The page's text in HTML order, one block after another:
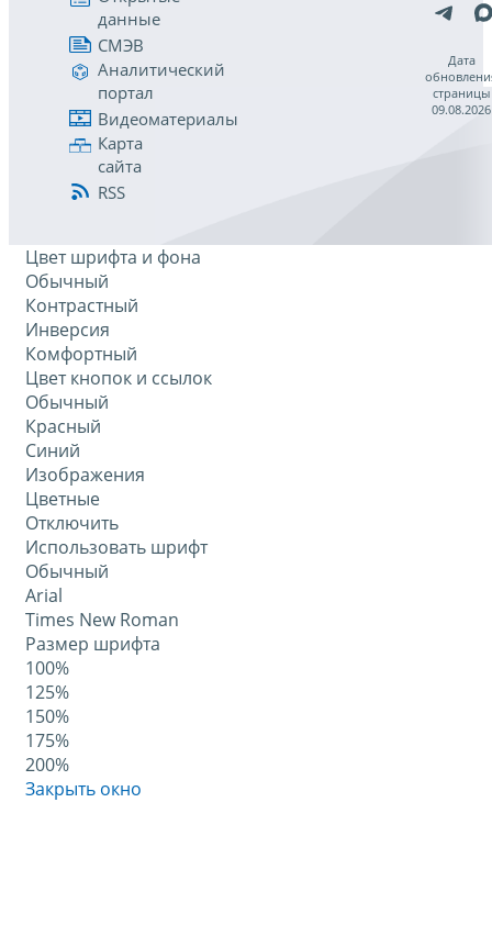
данные
СМЭВ
Аналитический
портал
Видеоматериалы
Карта
сайта
RSS
Дата
страницы
09.08.2026
Цвет шрифта и фона
Обычный
Контрастный
Инверсия
Комфортный
Цвет кнопок и ссылок
Обычный
Красный
Синий
Изображения
Цветные
Отключить
Использовать шрифт
Обычный
Arial
Times New Roman
Размер шрифта
100%
125%
150%
175%
200%
Закрыть окно